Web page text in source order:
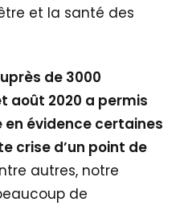
et la santé des
de 3000
août 2020 a permis
évidence certaines
crise d’un point de
autres, notre
de